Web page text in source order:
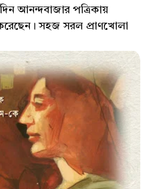
আনন্দবাজার পত্রিকায়
করেছেন। সহজ সরল প্রাণখোলা